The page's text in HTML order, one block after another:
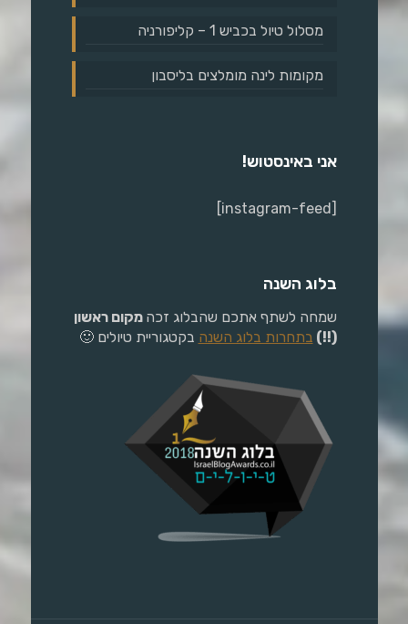
מסלול טיול בכביש 1 – קליפורניה
מקומות לינה מומלצים בליסבון
אני באינסטוש!
[instagram-feed]
בלוג השנה
שמחה לשתף אתכם שהבלוג זכה מקום ראשון
(!!) בתחרות בלוג השנה בקטגוריית טיולים 🙂